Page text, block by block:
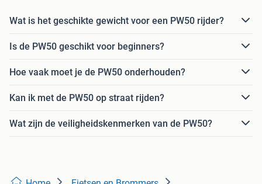
Wat is het geschikte gewicht voor een PW50 rijder?
Is de PW50 geschikt voor beginners?
Hoe vaak moet je de PW50 onderhouden?
Kan ik met de PW50 op straat rijden?
Wat zijn de veiligheidskenmerken van de PW50?